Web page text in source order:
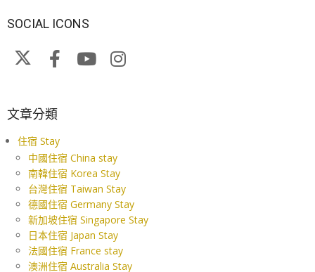
SOCIAL ICONS
文章分類
住宿 Stay
中國住宿 China stay
南韓住宿 Korea Stay
台灣住宿 Taiwan Stay
德國住宿 Germany Stay
新加坡住宿 Singapore Stay
日本住宿 Japan Stay
法國住宿 France stay
澳洲住宿 Australia Stay